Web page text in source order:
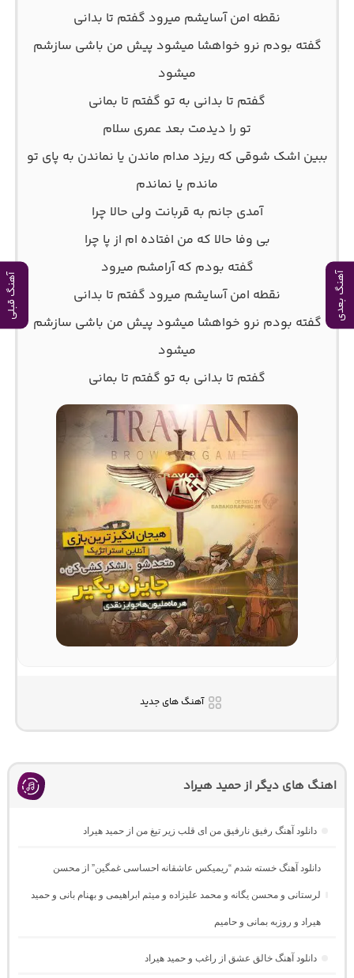
آهنگ بعدی آهنگ قبلی
نقطه امن آسایشم میرود گفتم تا بدانی
گفته بودم نرو خواهشا میشود پیش من باشی سازشم
میشود
گفتم تا بدانی به تو گفتم تا بمانی
تو را دیدمت بعد عمری سلام
ببین اشک شوقی که ریزد مدام ماندن یا نماندن به پای تو
ماندم یا نماندم
آمدی جانم به قربانت ولی حالا چرا
بی وفا حالا که من افتاده ام از پا چرا
گفته بودم که آرامشم میرود
نقطه امن آسایشم میرود گفتم تا بدانی
گفته بودم نرو خواهشا میشود پیش من باشی سازشم
میشود
گفتم تا بدانی به تو گفتم تا بمانی
آهنگ های جدید
اهنگ های دیگر از حمید هیراد
دانلود آهنگ رفیق نارفیق من ای قلب زیر تیغ من از حمید هیراد
دانلود آهنگ خسته شدم “ریمیکس عاشقانه احساسی غمگین” از محسن
لرستانی و محسن یگانه و محمد علیزاده و میثم ابراهیمی و بهنام بانی و حمید
هیراد و روزبه بمانی و حامیم
دانلود آهنگ خالق عشق از راغب و حمید هیراد